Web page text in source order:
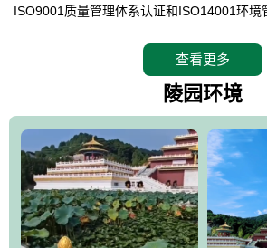
ISO9001质量管理体系认证和ISO14001环
拥有4A级旅游区头衔的花园式陵园，园内建
万佛园位于遵化市境内，座落在世界文化遗
形绝佳，地理位置优越，交通便利。公司以“
园、打造佛教精品旅游圣地”为目标，以海外
的墓地安葬、祭祀吊亡并结合旅游参观构成
郁绚丽、优雅宜人的园林景观构成其外部形
园手法相结合的默契操作，建成一处特色鲜
美、民族风格突出，与周边文物古迹交相呼
查看更多
陵园环境